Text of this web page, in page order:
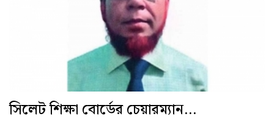
সিলেট শিক্ষা বোর্ডের চেয়ারম্যান...